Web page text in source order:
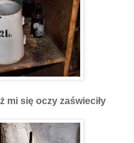
mi się oczy zaświeciły